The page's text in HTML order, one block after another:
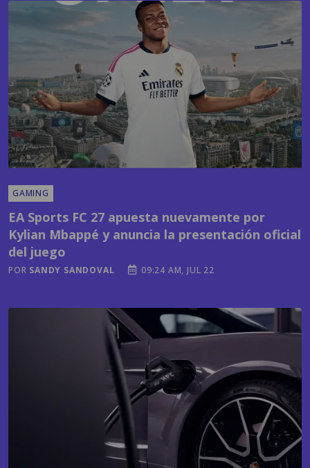
GAMING
EA Sports FC 27 apuesta nuevamente por
Kylian Mbappé y anuncia la presentación oficial
del juego
POR SANDY SANDOVAL 09:24 AM, JUL 22